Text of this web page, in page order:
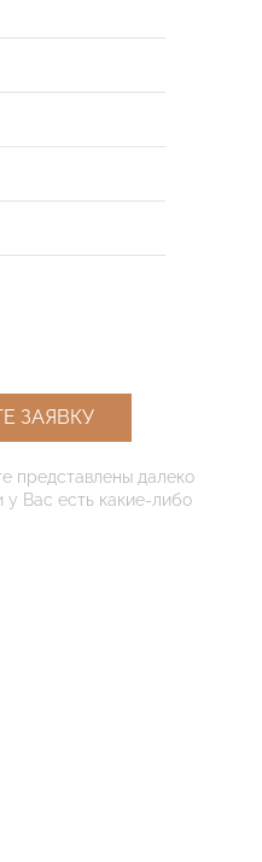
ЗАЯВКУ
представлены далеко
Вас есть какие-либо